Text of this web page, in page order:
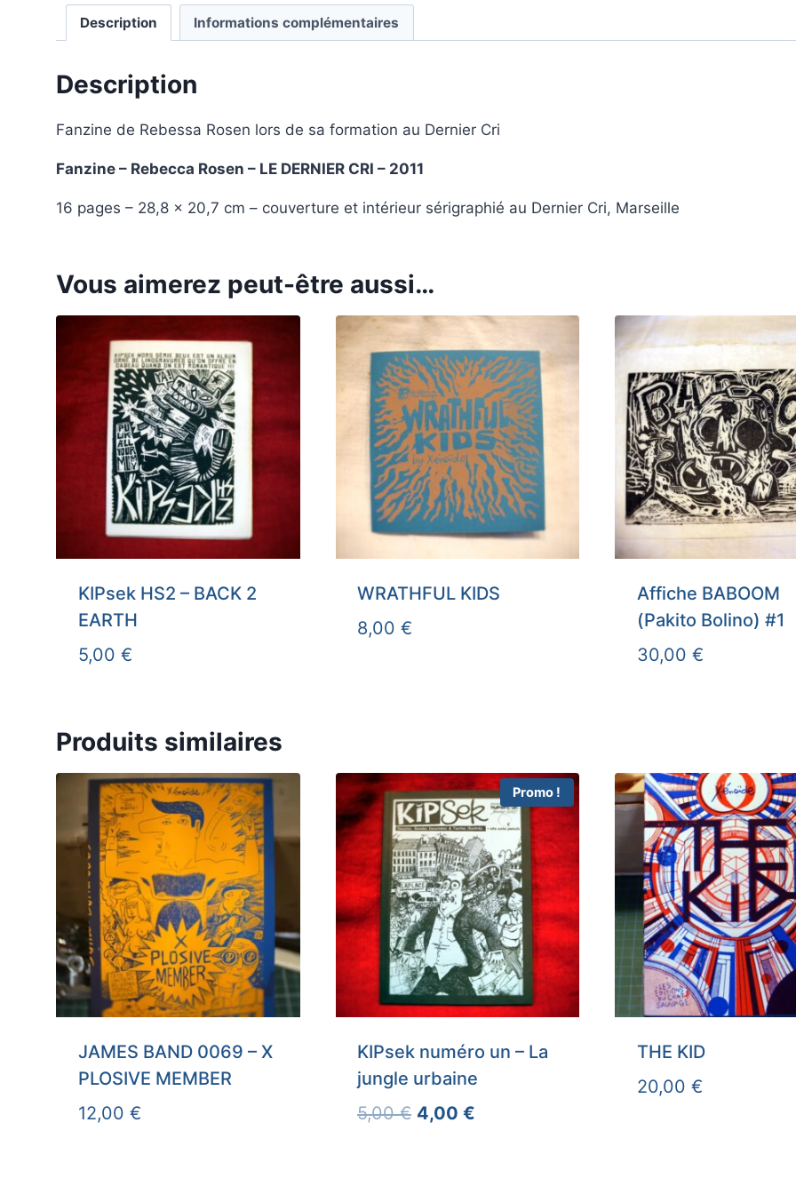
Description Informations complémentaires
Description
Fanzine de Rebessa Rosen lors de sa formation au Dernier Cri
Fanzine – Rebecca Rosen – LE DERNIER CRI – 2011
16 pages – 28,8 x 20,7 cm – couverture et intérieur sérigraphié au Dernier Cri, Marseille
Vous aimerez peut-être aussi…
KIPsek HS2 – BACK 2
EARTH
5,00 €
WRATHFUL KIDS
8,00 €
Affiche BABOOM
(Pakito Bolino) #1
30,00 €
Produits similaires
JAMES BAND 0069 – X
PLOSIVE MEMBER
12,00 €
Promo !
KIPsek numéro un – La
jungle urbaine
5,00€ Le
4,00 €
THE KID
20,00 €